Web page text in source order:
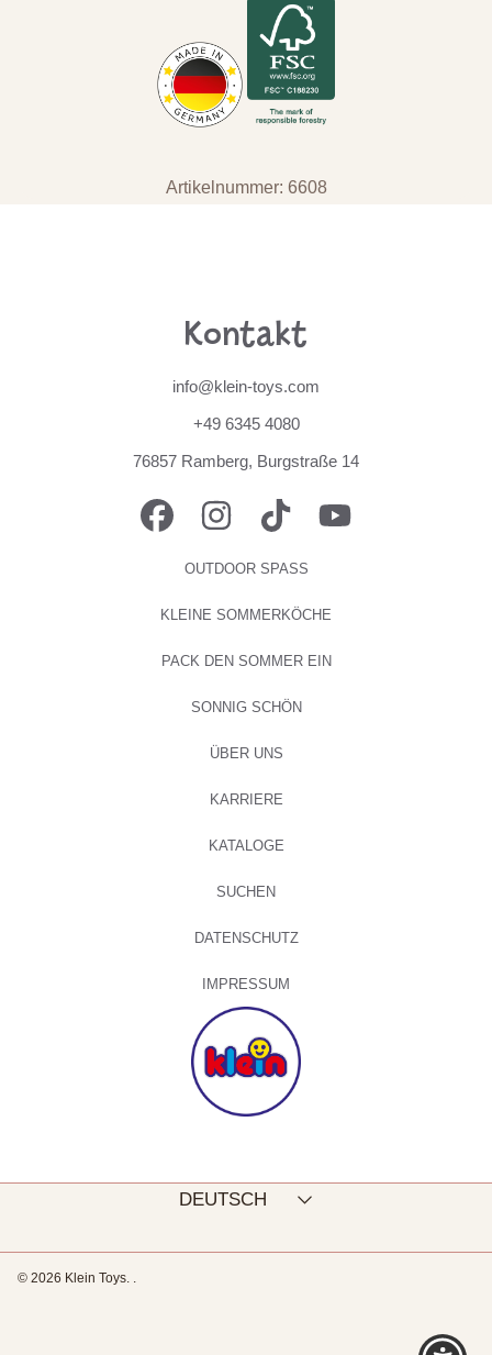
Artikelnummer: 6608
Kontakt
info@klein-toys.com
+49 6345 4080
76857 Ramberg, Burgstraße 14
FACEBOOKINSTAGRAMTIKTOK
OUTDOOR SPASS
KLEINE SOMMERKÖCHE
PACK DEN SOMMER EIN
SONNIG SCHÖN
ÜBER UNS
KARRIERE
KATALOGE
SUCHEN
DATENSCHUTZ
IMPRESSUM
© 2026 Klein Toys. .
DEUTSCH